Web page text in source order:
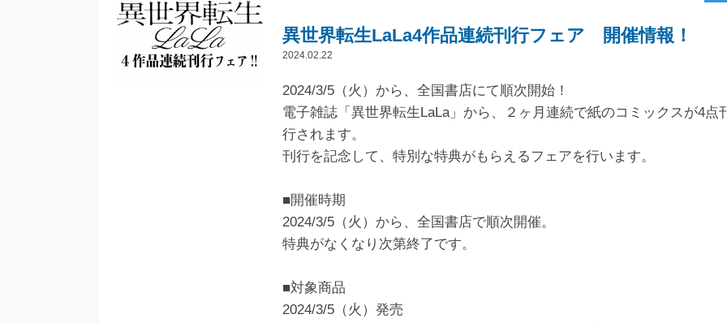
異世界転生LaLa4作品連続刊行フェア 開催情報！
2024.02.22
2024/3/5（火）から、全国書店にて順次開始！
電子雑誌「異世界転生LaLa」から、２ヶ月連続で紙のコミックスが4点
行されます。
刊行を記念して、特別な特典がもらえるフェアを行います。
■開催時期
2024/3/5（火）から、全国書店で順次開催。
特典がなくなり次第終了です。
■対象商品
2024/3/5（火）発売